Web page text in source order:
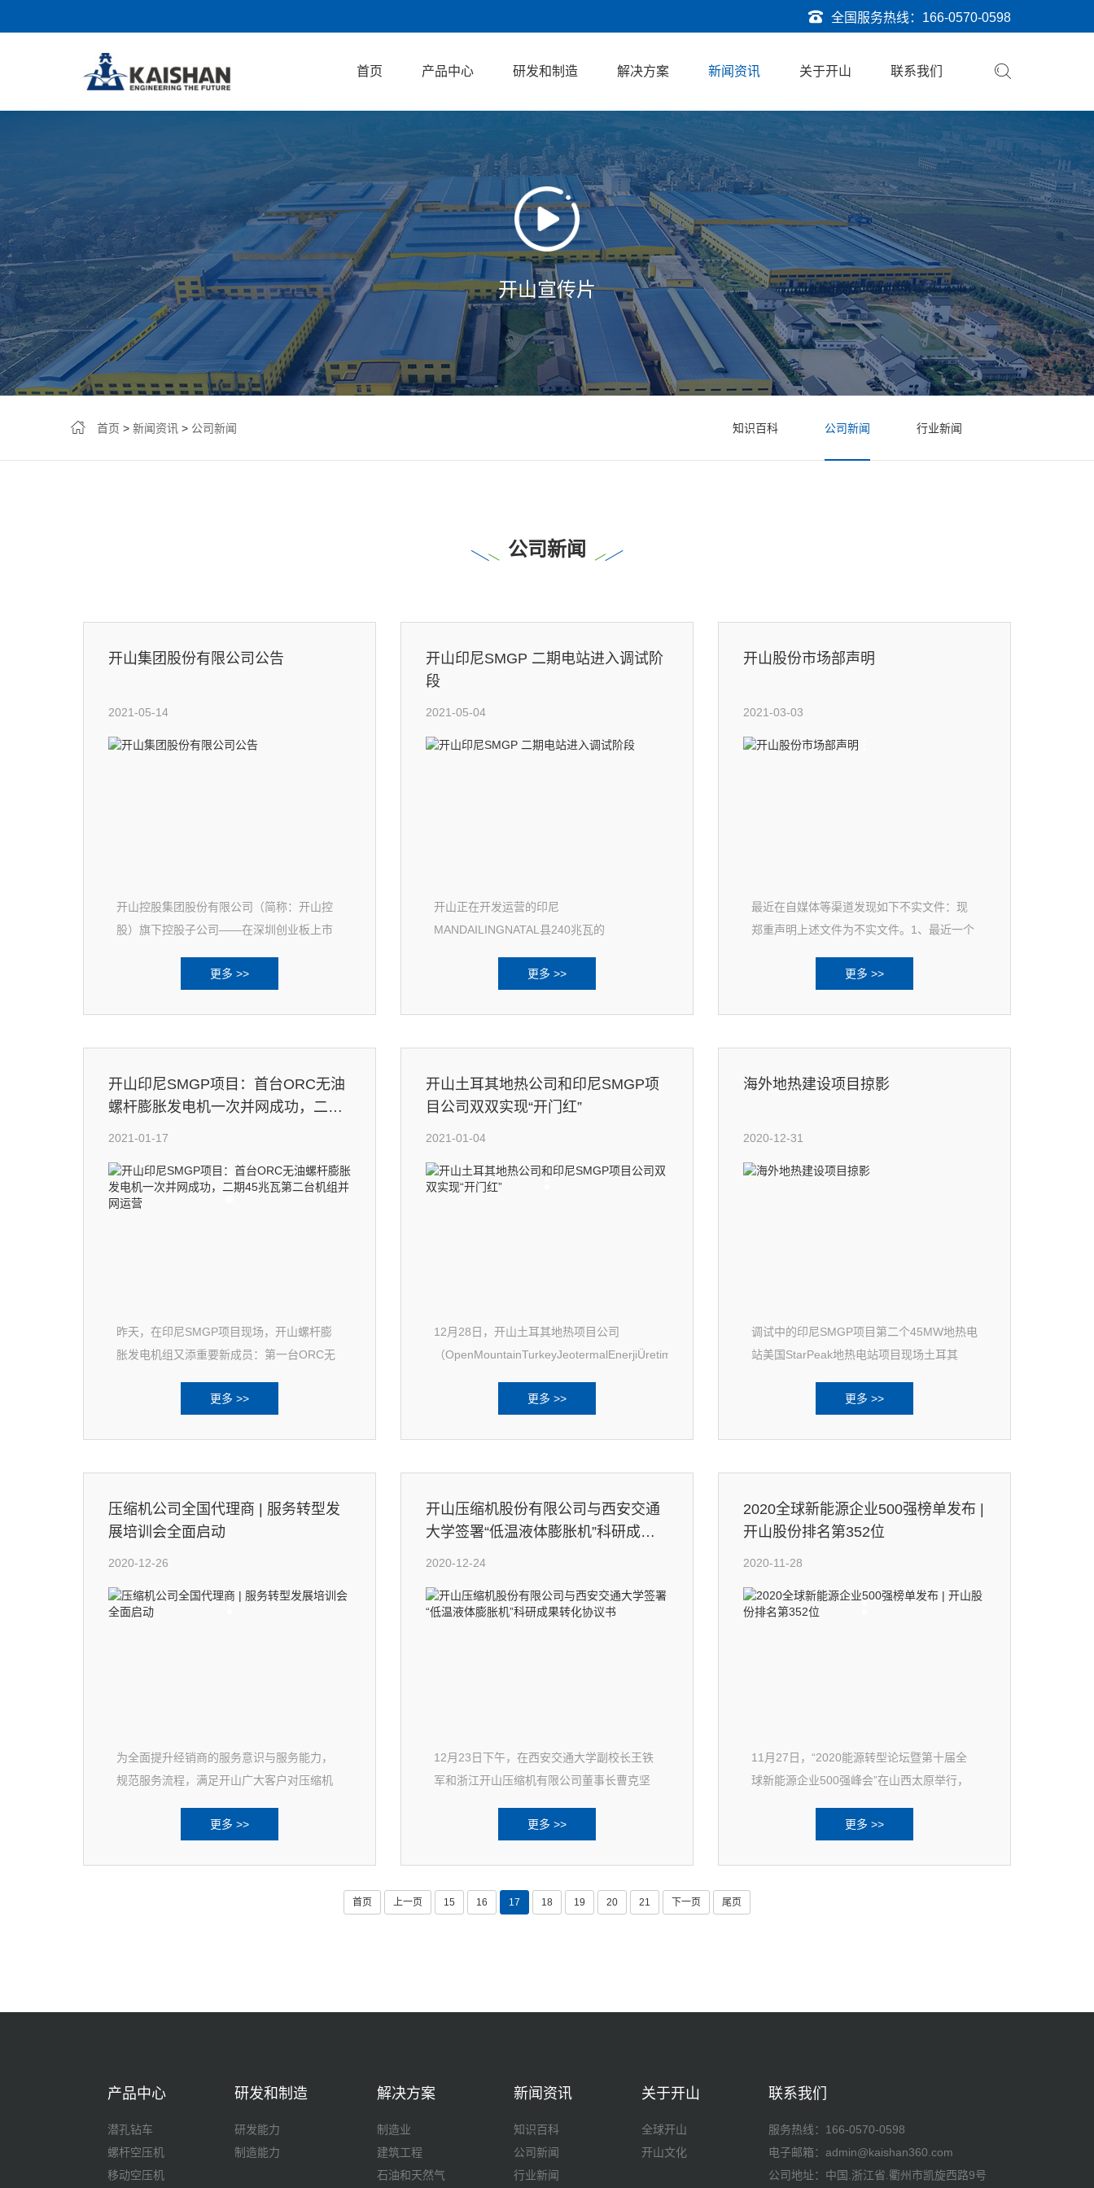
全国服务热线： 166-0570-0598
首页 产品中心 研发和制造 解决方案 新闻资讯 关于开山 联系我们
开山宣传片
首页 > 新闻资讯 > 公司新闻 知识百科 公司新闻 行业新闻
公司新闻
开山集团股份有限公司公告
2021-05-14
开山控股集团股份有限公司（简称：开山控
股）旗下控股子公司——在深圳创业板上市
股份”，股票代码：30025
更多 >>
开山印尼SMGP 二期电站进入调试阶
段
2021-05-04
开山正在开发运营的印尼
MANDAILINGNATAL县240兆瓦的
公司”）是一个印尼国家级战略项目
更多 >>
开山股份市场部声明
2021-03-03
最近在自媒体等渠道发现如下不实文件：现
郑重声明上述文件为不实文件。1、最近一个
更多 >>
开山印尼SMGP项目：首台ORC无油
螺杆膨胀发电机一次并网成功，二期
2021-01-17
昨天，在印尼SMGP项目现场，开山螺杆膨
胀发电机组又添重要新成员：第一台ORC无
运行。该机组作为印尼SMG
更多 >>
开山土耳其地热公司和印尼SMGP项
目公司双双实现“开门红”
2021-01-04
12月28日，开山土耳其地热项目公司
（OpenMountainTurkeyJeotermalEnerjiÜretimLimited
更多 >>
海外地热建设项目掠影
2020-12-31
调试中的印尼SMGP项目第二个45MW地热电
站美国StarPeak地热电站项目现场土耳其
更多 >>
压缩机公司全国代理商 | 服务转型发
展培训会全面启动
2020-12-26
为全面提升经销商的服务意识与服务能力，
规范服务流程，满足开山广大客户对压缩机
份以成立全新的售后服务团队为
更多 >>
开山压缩机股份有限公司与西安交通
大学签署“低温液体膨胀机”科研成果
转化协议书
2020-12-24
12月23日下午，在西安交通大学副校长王铁
军和浙江开山压缩机有限公司董事长曹克坚
与开山压缩机公司副总经理杨建军分别代表
更多 >>
2020全球新能源企业500强榜单发布 |
开山股份排名第352位
2020-11-28
11月27日，“2020能源转型论坛暨第十届全
球新能源企业500强峰会”在山西太原举行，
更多 >>
首页 上一页 15 16 17 18 19 20 21 下一页 尾页
产品中心
潜孔钻车
螺杆空压机
移动空压机
研发和制造
研发能力
制造能力
解决方案
制造业
建筑工程
石油和天然气
新闻资讯
知识百科
公司新闻
行业新闻
关于开山
全球开山
开山文化
联系我们
服务热线： 166-0570-0598
电子邮箱：admin@kaishan360.com
公司地址：中国.浙江省.衢州市凯旋西路9号